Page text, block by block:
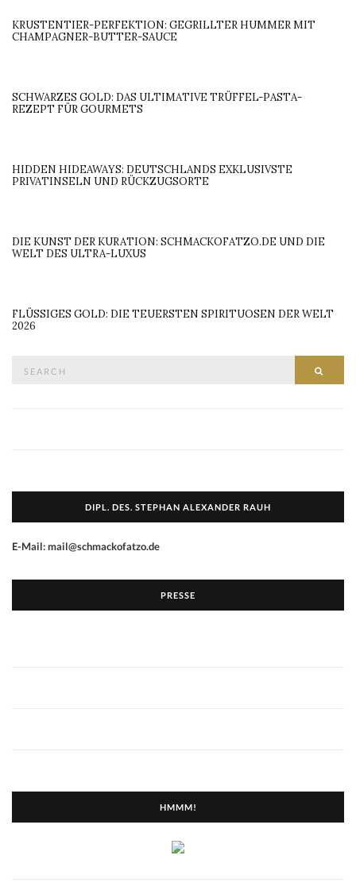
KRUSTENTIER-PERFEKTION: GEGRILLTER HUMMER MIT
CHAMPAGNER-BUTTER-SAUCE
SCHWARZES GOLD: DAS ULTIMATIVE TRÜFFEL-PASTA-
REZEPT FÜR GOURMETS
HIDDEN HIDEAWAYS: DEUTSCHLANDS EXKLUSIVSTE
PRIVATINSELN UND RÜCKZUGSORTE
DIE KUNST DER KURATION: SCHMACKOFATZO.DE UND DIE
WELT DES ULTRA-LUXUS
FLÜSSIGES GOLD: DIE TEUERSTEN SPIRITUOSEN DER WELT
2026
DIPL. DES. STEPHAN ALEXANDER RAUH
E-Mail: mail@schmackofatzo.de
PRESSE
HMMM!